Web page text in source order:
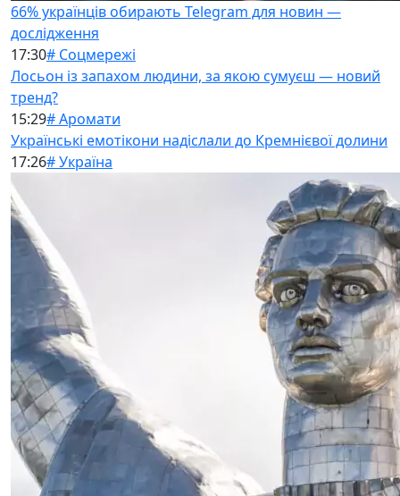
66% українців обирають Telegram для новин —
дослідження
17:30# Соцмережі
Лосьон із запахом людини, за якою сумуєш — новий
тренд?
15:29# Аромати
Українські емотікони надіслали до Кремнієвої долини
17:26# Україна